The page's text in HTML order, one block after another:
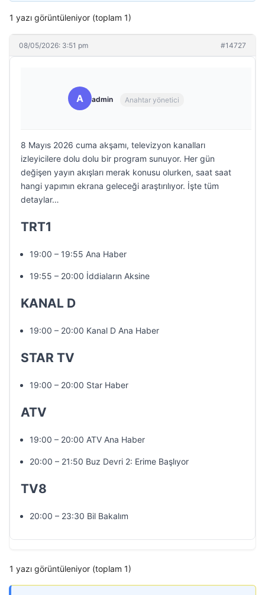
1 yazı görüntüleniyor (toplam 1)
08/05/2026: 3:51 pm #14727
A admin Anahtar yönetici
8 Mayıs 2026 cuma akşamı, televizyon kanalları
izleyicilere dolu dolu bir program sunuyor. Her gün
değişen yayın akışları merak konusu olurken, saat saat
hangi yapımın ekrana geleceği araştırılıyor. İşte tüm
detaylar…
TRT1
19:00 – 19:55 Ana Haber
19:55 – 20:00 İddiaların Aksine
KANAL D
19:00 – 20:00 Kanal D Ana Haber
STAR TV
19:00 – 20:00 Star Haber
ATV
19:00 – 20:00 ATV Ana Haber
20:00 – 21:50 Buz Devri 2: Erime Başlıyor
TV8
20:00 – 23:30 Bil Bakalım
1 yazı görüntüleniyor (toplam 1)